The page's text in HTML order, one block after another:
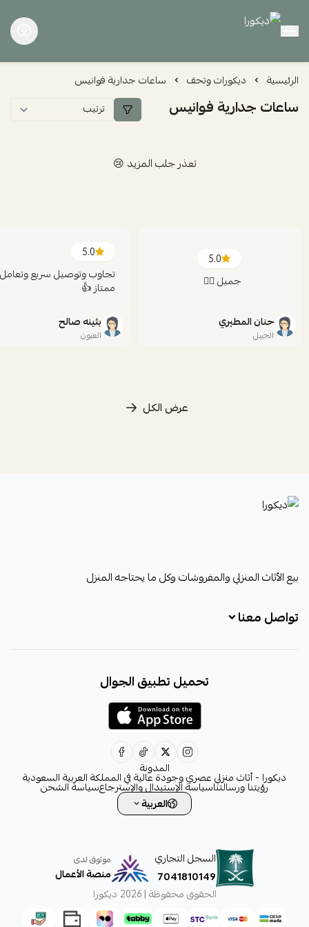
ديكورا
الرئيسية ديكورات وتحف ساعات جدارية فوانيس
ساعات جدارية فوانيس
تعذر جلب المزيد 😢
5.0
جميل 👍🏻
حنان المطيري
الجبيل
5.0
تجاوب وتوصيل سريع وتعامل
ممتاز 👍
بثينه صالح
العيون
عرض الكل
ديكورا
بيع الأثاث المنزلي والمفروشات وكل ما يحتاجه المنزل
تواصل معنا
decora6586@gmail.com
تحميل تطبيق الجوال
المدونة
ديكورا - أثاث منزلي عصري وجودة عالية في المملكة العربية السعودية
رؤيتنا ورسالتناسياسة الإستبدال والإسترجاعسياسة الشحن
العربية
السجل التجاري
7041810149
موثوق لدى
منصة الأعمال
الحقوق محفوظة | 2026
ديكورا